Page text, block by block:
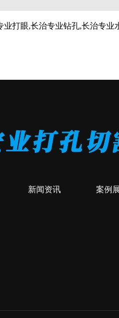
业打眼,长治专业钻孔,长治专
新闻资讯 案例